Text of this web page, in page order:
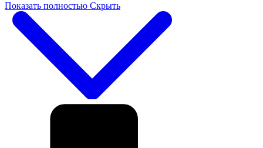
Показать полностью Скрыть